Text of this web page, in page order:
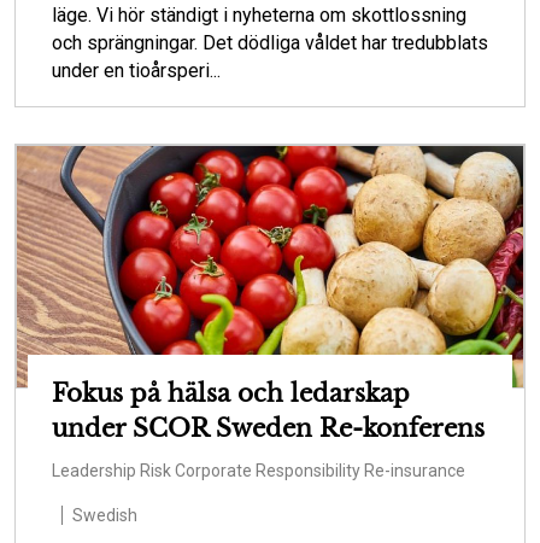
läge. Vi hör ständigt i nyheterna om skottlossning
och sprängningar. Det dödliga våldet har tredubblats
under en tioårsperi...
Fokus på hälsa och ledarskap
under SCOR Sweden Re-konferens
Leadership RiskCorporate ResponsibilityRe-insurance
Swedish